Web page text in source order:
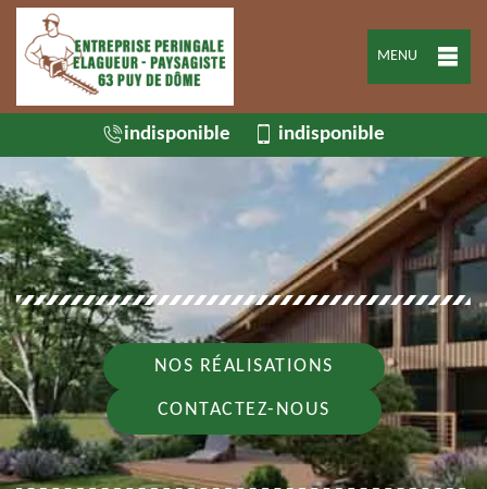
MENU
indisponible indisponible
NOS RÉALISATIONS
CONTACTEZ-NOUS